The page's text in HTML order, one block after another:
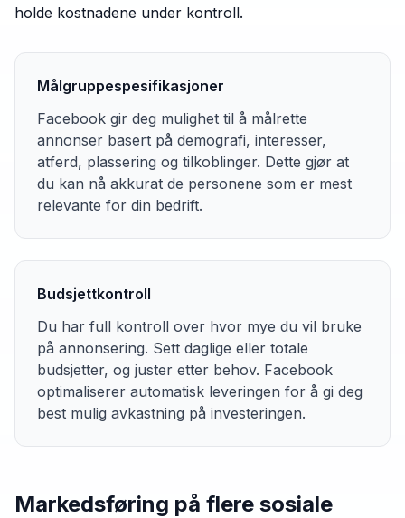
holde kostnadene under kontroll.
Målgruppespesifikasjoner
Facebook gir deg mulighet til å målrette
annonser basert på demografi, interesser,
atferd, plassering og tilkoblinger. Dette gjør at
du kan nå akkurat de personene som er mest
relevante for din bedrift.
Budsjettkontroll
Du har full kontroll over hvor mye du vil bruke
på annonsering. Sett daglige eller totale
budsjetter, og juster etter behov. Facebook
optimaliserer automatisk leveringen for å gi deg
best mulig avkastning på investeringen.
Markedsføring på flere sosiale